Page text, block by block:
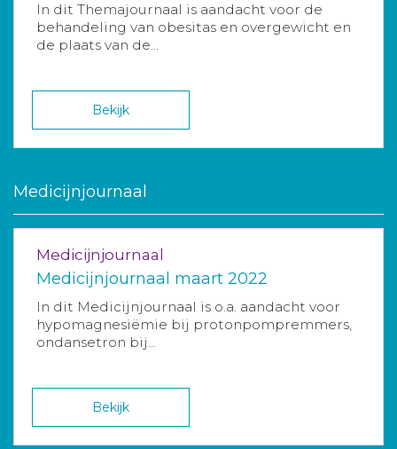
In dit Themajournaal is aandacht voor de
behandeling van obesitas en overgewicht en
de plaats van de...
Bekijk
Medicijnjournaal
Medicijnjournaal
Medicijnjournaal maart 2022
In dit Medicijnjournaal is o.a. aandacht voor
hypomagnesiëmie bij protonpompremmers,
ondansetron bij...
Bekijk